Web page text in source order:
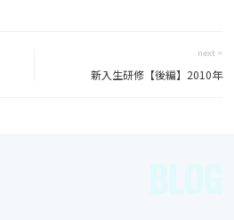
next >
新入生研修【後編】2010年